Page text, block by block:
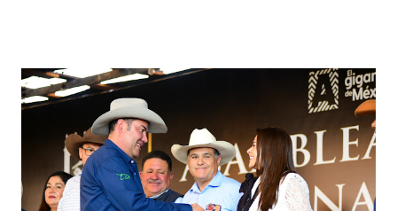
Corazón Urbano y el Municipio capital. Leo Montañez
informó que en este programa se usarán cerca de 90 mil
metros cuadrados de pintura, para dar inicio en la calle
Nieto, entre Jesús F. Elizondo y la calle 22 de Octubre, con
lo que se aplicará pintura en 66 casas. Posteriormente se